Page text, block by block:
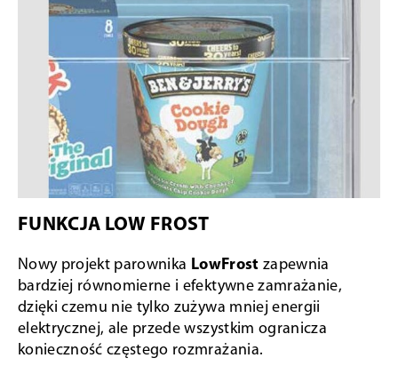
FUNKCJA LOW FROST
Nowy projekt parownika LowFrost zapewnia
bardziej równomierne i efektywne zamrażanie,
dzięki czemu nie tylko zużywa mniej energii
elektrycznej, ale przede wszystkim ogranicza
konieczność częstego rozmrażania.